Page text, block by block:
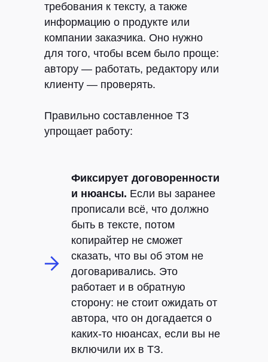
требования к тексту, а также
информацию о продукте или
компании заказчика. Оно нужно
для того, чтобы всем было проще:
автору — работать, редактору или
клиенту — проверять.
Правильно составленное ТЗ
упрощает работу:
Фиксирует договоренности
и нюансы. Если вы заранее
прописали всё, что должно
быть в тексте, потом
копирайтер не сможет
сказать, что вы об этом не
договаривались. Это
работает и в обратную
сторону: не стоит ожидать от
автора, что он догадается о
каких-то нюансах, если вы не
включили их в ТЗ.